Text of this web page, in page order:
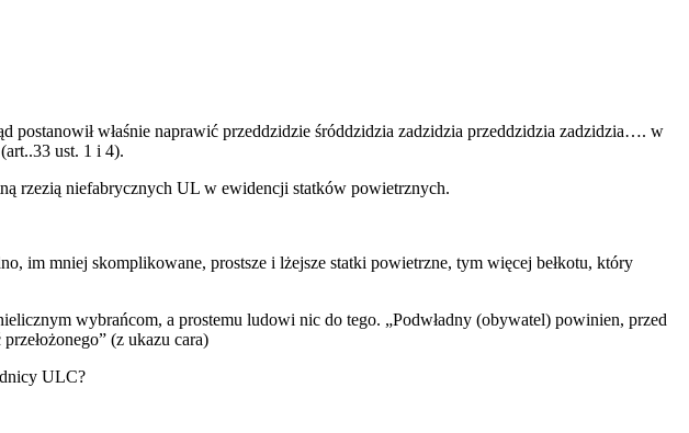
postanowił właśnie naprawić przeddzidzie śróddzidzia zadzidzia przeddzidzia zadzidzia…. w
ust. 1 i 4).
rzezią niefabrycznych UL w ewidencji statków powietrznych.
im mniej skomplikowane, prostsze i lżejsze statki powietrzne, tym więcej bełkotu, który
wybrańcom, a prostemu ludowi nic do tego. „Podwładny (obywatel) powinien, przed
(z ukazu cara)
ULC?